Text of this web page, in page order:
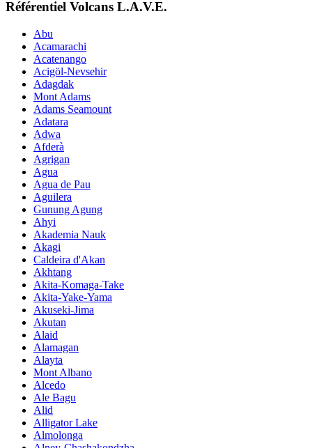
Référentiel Volcans L.A.V.E.
Abu
Acamarachi
Acatenango
Acigöl-Nevsehir
Adagdak
Mont Adams
Adams Seamount
Adatara
Adwa
Afderà
Agrigan
Agua
Agua de Pau
Aguilera
Gunung Agung
Ahyi
Akademia Nauk
Akagi
Caldeira d'Akan
Akhtang
Akita-Komaga-Take
Akita-Yake-Yama
Akuseki-Jima
Akutan
Alaid
Alamagan
Alayta
Mont Albano
Alcedo
Ale Bagu
Alid
Alligator Lake
Almolonga